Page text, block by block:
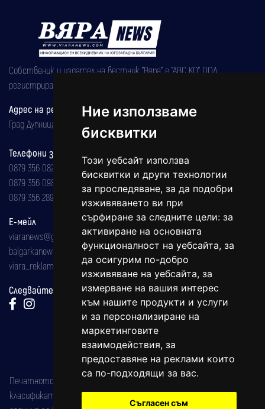
Ние използваме
бисквитки
Този уебсайт използва
бисквитки и други технологии
за проследяване, за да подобри
изживяването ви при
сърфиране за следните цели: за
активиране на основната
функционалност на уебсайта, за
да осигурим по-добро
изживяване на уебсайта, за
измерване на вашия интерес
към нашите продукти и услуги
и за персонализиране на
маркетинговите
взаимодействия, за
предоставяне на реклами които
са по-подходящи за вас.
Съгласен съм
Собственик и издател на вестник "Вяра" е "АВС КО" ООД,
регистрирана на 08.05.2002 година.
Адрес на редакцията
Град Дупница, ул.''Христо Ботев" 43
Телефони за реклама и абонаменти
0879 356 082
0879 356 098
0879 356 289
Е-мейл
viaranews@gmail.com
balgarkanews@gmail.com
viara_reklama@mail.bg
Следвайте ни:
Печатното издание на вестника е регистрирано в националния
класификатор на печатните издания (Българска национална